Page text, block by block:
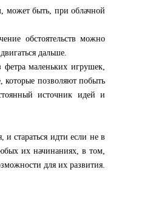
быть, при облачной
обстоятельств можно
дальше.
маленьких игрушек,
которые позволяют побыть
источник идей и
стараться идти если не в
их начинаниях, в том,
для их развития.